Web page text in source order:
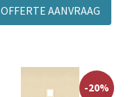
OFFERTE AANVRAAG
-20%